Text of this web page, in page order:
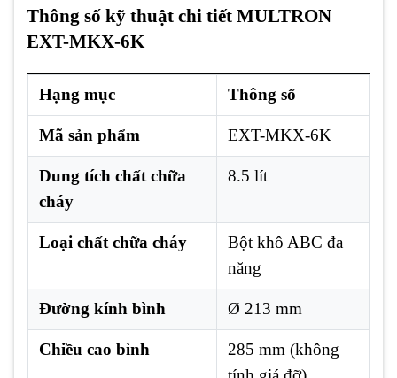
Thông số kỹ thuật chi tiết MULTRON
EXT-MKX-6K
Hạng mục Thông số
Mã sản phẩm EXT-MKX-6K
Dung tích chất chữa
cháy
8.5 lít
Loại chất chữa cháy
Bột khô ABC đa
năng
Đường kính bình Ø 213 mm
Chiều cao bình
285 mm (không